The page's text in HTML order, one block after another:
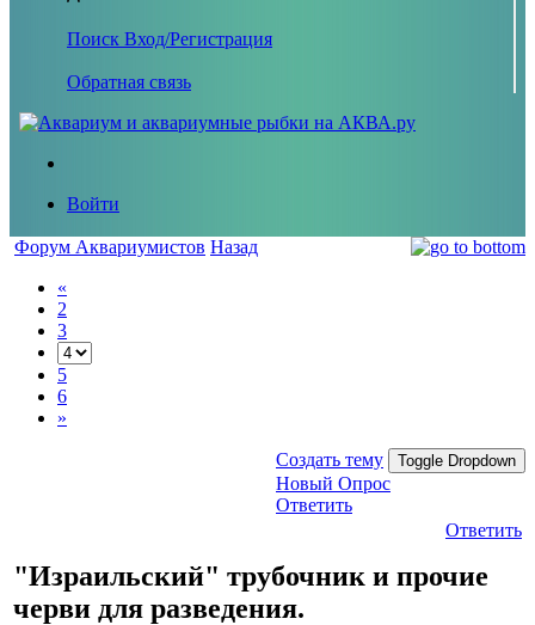
Поиск Вход/Регистрация
Обратная связь
Войти
Форум Аквариумистов Назад
«
2
3
5
6
»
Создать тему Toggle Dropdown
Новый Опрос
Ответить
Ответить
"Израильский" трубочник и прочие
черви для разведения.